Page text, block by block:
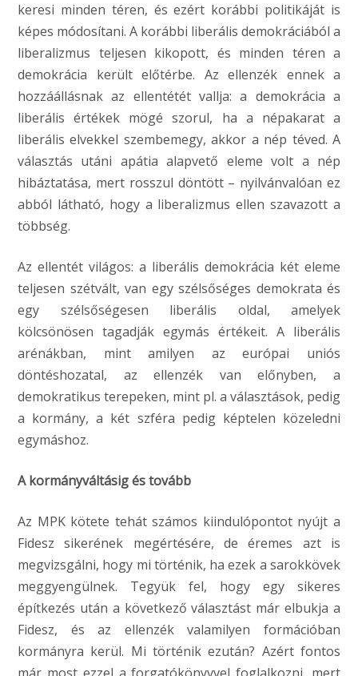
keresi minden téren, és ezért korábbi politikáját is
képes módosítani. A korábbi liberális demokráciából a
liberalizmus teljesen kikopott, és minden téren a
demokrácia került előtérbe. Az ellenzék ennek a
hozzáállásnak az ellentétét vallja: a demokrácia a
liberális értékek mögé szorul, ha a népakarat a
liberális elvekkel szembemegy, akkor a nép téved. A
választás utáni apátia alapvető eleme volt a nép
hibáztatása, mert rosszul döntött – nyilvánvalóan ez
abból látható, hogy a liberalizmus ellen szavazott a
többség.
Az ellentét világos: a liberális demokrácia két eleme
teljesen szétvált, van egy szélsőséges demokrata és
egy szélsőségesen liberális oldal, amelyek
kölcsönösen tagadják egymás értékeit. A liberális
arénákban, mint amilyen az európai uniós
döntéshozatal, az ellenzék van előnyben, a
demokratikus terepeken, mint pl. a választások, pedig
a kormány, a két szféra pedig képtelen közeledni
egymáshoz.
A kormányváltásig és tovább
Az MPK kötete tehát számos kiindulópontot nyújt a
Fidesz sikerének megértésére, de éremes azt is
megvizsgálni, hogy mi történik, ha ezek a sarokkövek
meggyengülnek. Tegyük fel, hogy egy sikeres
építkezés után a következő választást már elbukja a
Fidesz, és az ellenzék valamilyen formációban
kormányra kerül. Mi történik ezután? Azért fontos